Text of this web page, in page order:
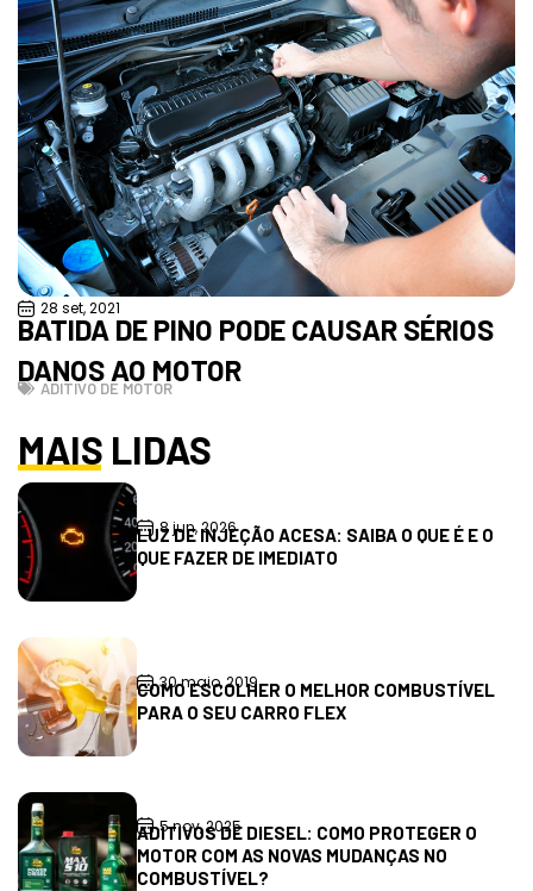
28 set, 2021
BATIDA DE PINO PODE CAUSAR SÉRIOS
DANOS AO MOTOR
ADITIVO DE MOTOR
MAIS LIDAS
8 jun, 2026
LUZ DE INJEÇÃO ACESA: SAIBA O QUE É E O
QUE FAZER DE IMEDIATO
30 maio, 2019
COMO ESCOLHER O MELHOR COMBUSTÍVEL
PARA O SEU CARRO FLEX
5 nov, 2025
ADITIVOS DE DIESEL: COMO PROTEGER O
MOTOR COM AS NOVAS MUDANÇAS NO
COMBUSTÍVEL?